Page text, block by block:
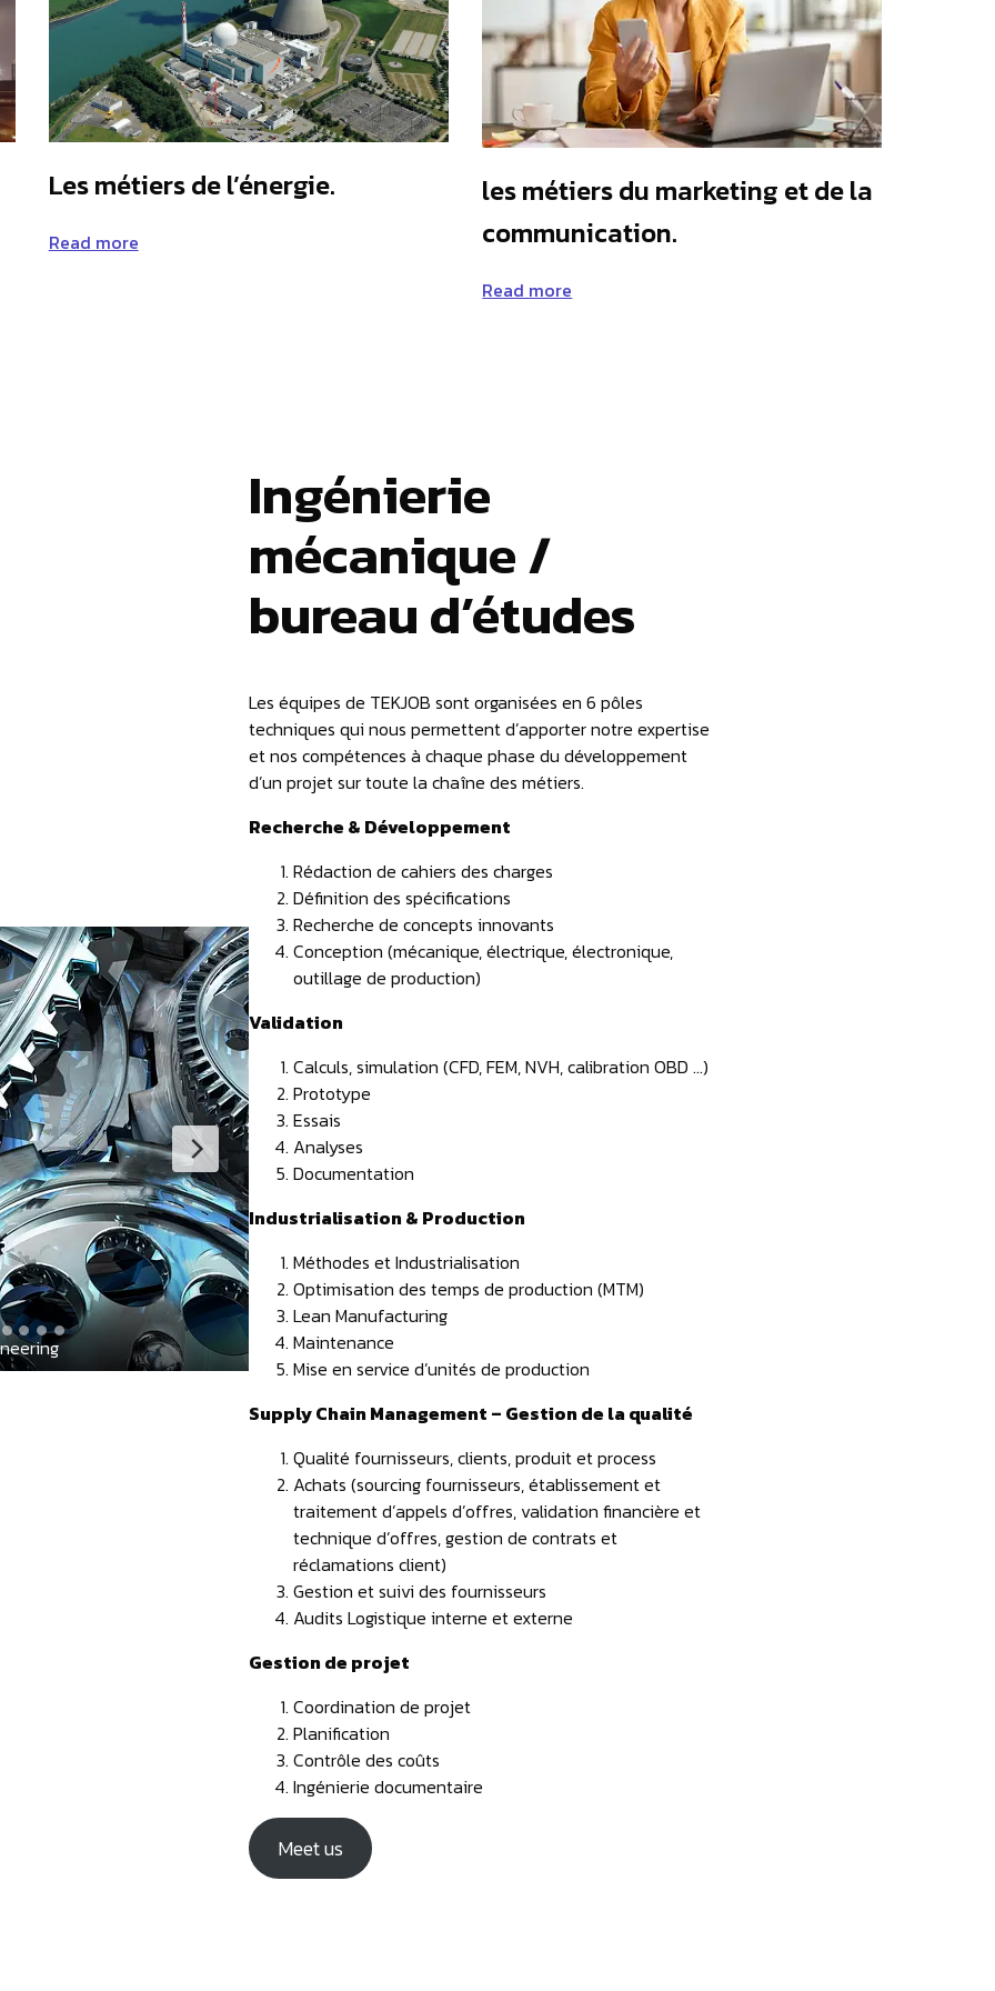
Les métiers de l’énergie.
Read more
les métiers du marketing et de la
communication.
Read more
Ingénierie
mécanique /
bureau d’études
Les équipes de TEKJOB sont organisées en 6 pôles
techniques qui nous permettent d’apporter notre expertise
et nos compétences à chaque phase du développement
d’un projet sur toute la chaîne des métiers.
Recherche & Développement
Rédaction de cahiers des charges
Définition des spécifications
Recherche de concepts innovants
Conception (mécanique, électrique, électronique,
outillage de production)
Validation
Calculs, simulation (CFD, FEM, NVH, calibration OBD …)
Prototype
Essais
Analyses
Documentation
Industrialisation & Production
Méthodes et Industrialisation
Optimisation des temps de production (MTM)
Lean Manufacturing
Maintenance
Mise en service d’unités de production
Supply Chain Management – Gestion de la qualité
Qualité fournisseurs, clients, produit et process
Achats (sourcing fournisseurs, établissement et
traitement d’appels d’offres, validation financière et
technique d’offres, gestion de contrats et
réclamations client)
Gestion et suivi des fournisseurs
Audits Logistique interne et externe
Gestion de projet
Coordination de projet
Planification
Contrôle des coûts
Ingénierie documentaire
Meet us